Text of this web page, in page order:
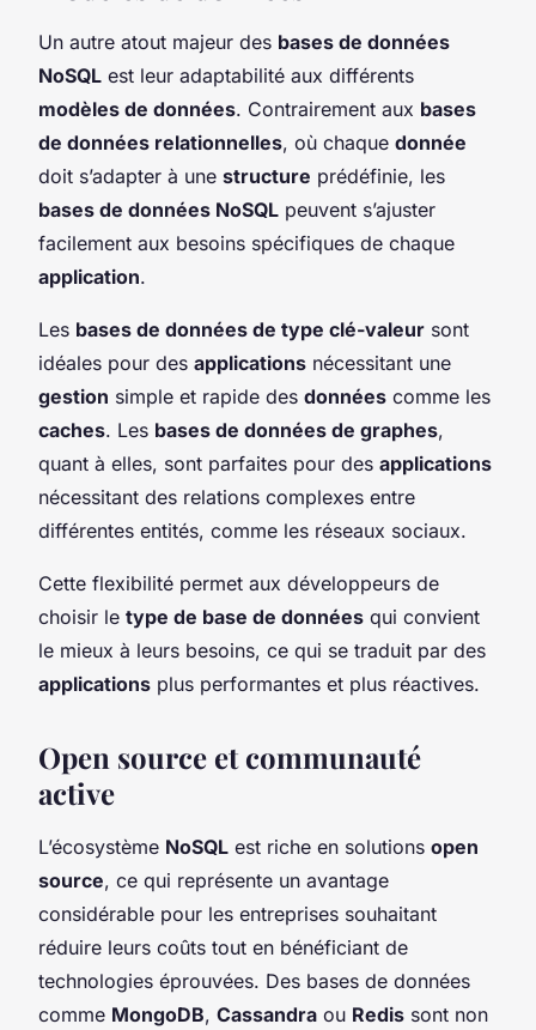
Un autre atout majeur des bases de données
NoSQL est leur adaptabilité aux différents
modèles de données. Contrairement aux bases
de données relationnelles, où chaque donnée
doit s’adapter à une structure prédéfinie, les
bases de données NoSQL peuvent s’ajuster
facilement aux besoins spécifiques de chaque
application.
Les bases de données de type clé-valeur sont
idéales pour des applications nécessitant une
gestion simple et rapide des données comme les
caches. Les bases de données de graphes,
quant à elles, sont parfaites pour des applications
nécessitant des relations complexes entre
différentes entités, comme les réseaux sociaux.
Cette flexibilité permet aux développeurs de
choisir le type de base de données qui convient
le mieux à leurs besoins, ce qui se traduit par des
applications plus performantes et plus réactives.
Open source et communauté
active
L’écosystème NoSQL est riche en solutions open
source, ce qui représente un avantage
considérable pour les entreprises souhaitant
réduire leurs coûts tout en bénéficiant de
technologies éprouvées. Des bases de données
comme MongoDB, Cassandra ou Redis sont non